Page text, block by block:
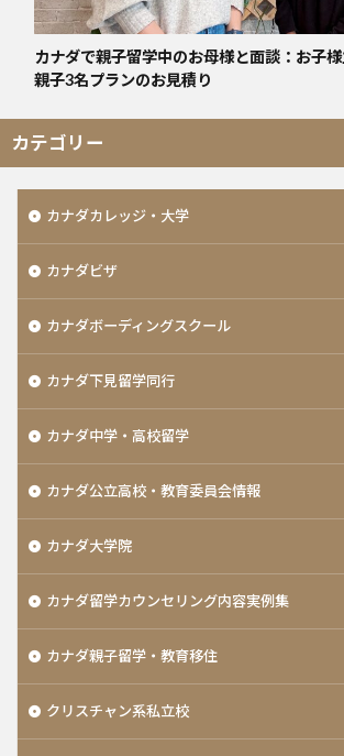
カナダで親子留学中のお母様と面談：お子
親子3名プランのお見積り
カテゴリー
カナダカレッジ・大学
カナダビザ
カナダボーディングスクール
カナダ下見留学同行
カナダ中学・高校留学
カナダ公立高校・教育委員会情報
カナダ大学院
カナダ留学カウンセリング内容実例集
カナダ親子留学・教育移住
クリスチャン系私立校